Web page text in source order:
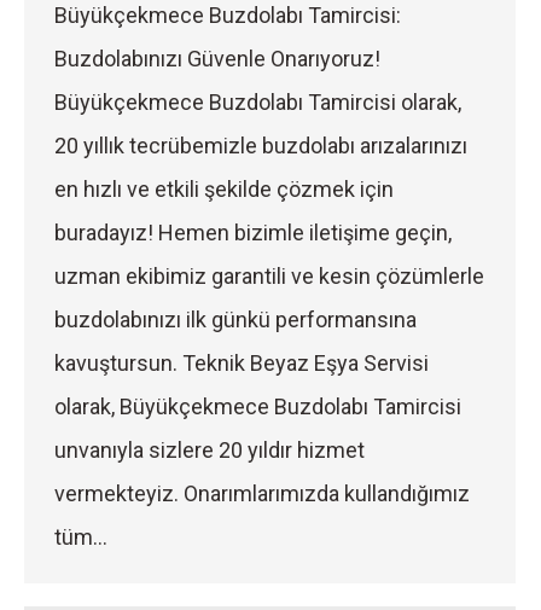
Büyükçekmece Buzdolabı Tamircisi:
Buzdolabınızı Güvenle Onarıyoruz!
Büyükçekmece Buzdolabı Tamircisi olarak,
20 yıllık tecrübemizle buzdolabı arızalarınızı
en hızlı ve etkili şekilde çözmek için
buradayız! Hemen bizimle iletişime geçin,
uzman ekibimiz garantili ve kesin çözümlerle
buzdolabınızı ilk günkü performansına
kavuştursun. Teknik Beyaz Eşya Servisi
olarak, Büyükçekmece Buzdolabı Tamircisi
unvanıyla sizlere 20 yıldır hizmet
vermekteyiz. Onarımlarımızda kullandığımız
tüm…